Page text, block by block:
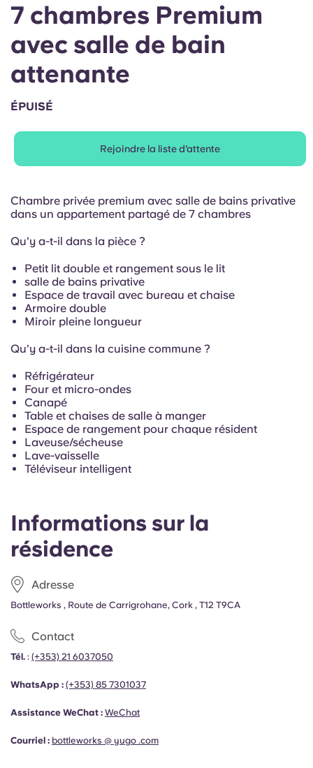
Chinese
Español
Deutsch
Italian
French
Portuguese
Informations sur la
résidence
Adresse
Bottleworks , Route de Carrigrohane, Cork , T12 T9CA
Contact
Tél. : (+353) 21 6037050
WhatsApp : (+353) 85 7301037
Assistance WeChat : WeChat
Courriel : bottleworks @ yugo .com
7 chambres Premium
avec salle de bain
attenante
ÉPUISÉ
Rejoindre la liste d'attente
Chambre privée premium avec salle de bains privative
dans un appartement partagé de 7 chambres
Qu'y a-t-il dans la pièce ?
Petit lit double et rangement sous le lit
salle de bains privative
Espace de travail avec bureau et chaise
Armoire double
Miroir pleine longueur
Qu'y a-t-il dans la cuisine commune ?
Réfrigérateur
Four et micro-ondes
Canapé
Table et chaises de salle à manger
Espace de rangement pour chaque résident
Laveuse/sécheuse
Lave-vaisselle
Téléviseur intelligent